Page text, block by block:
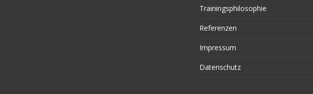
Trainingsphilosophie
Referenzen
Impressum
Datenschutz